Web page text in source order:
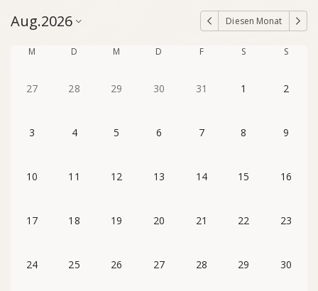
Aug.2026 Diesen Monat
M D M D F S S
27 28 29 30 31 1 2
3 4 5 6 7 8 9
10 11 12 13 14 15 16
17 18 19 20 21 22 23
24 25 26 27 28 29 30